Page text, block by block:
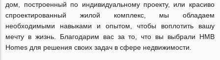
дом, построенный по индивидуальному проекту, или красиво
спроектированный жилой комплекс, мы обладаем
необходимыми навыками и опытом, чтобы воплотить вашу
мечту в жизнь. Благодарим вас за то, что вы выбрали HMB
Homes для решения своих задач в сфере недвижимости.